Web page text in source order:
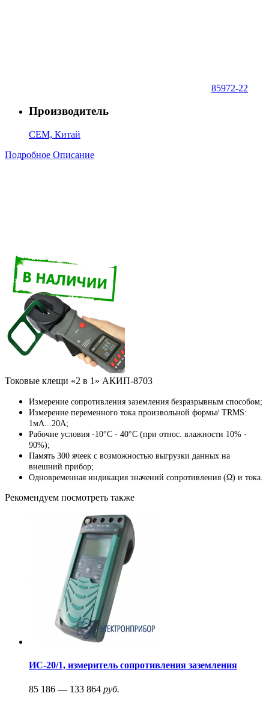
85972-22
Производитель
CEM, Китай
Подробное Описание
Токовые клещи «2 в 1» АКИП-8703
Измерение сопротивления заземления безразрывным способом;
Измерение переменного тока произвольной формы/ TRMS:
1мА...20А;
Рабочие условия -10°C - 40°C (при относ. влажности 10% -
90%);
Память 300 ячеек с возможностью выгрузки данных на
внешний прибор;
Одновременная индикация значений сопротивления (Ω) и тока.
Рекомендуем посмотреть также
ИС-20/1, измеритель сопротивления заземления
85 186 — 133 864 руб.